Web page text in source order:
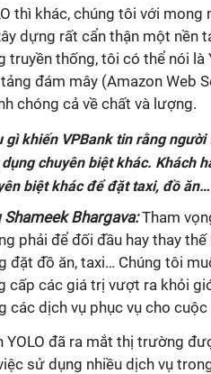
thì khác, chúng tôi với
dựng rất cẩn thận một nền
truyền thống, tôi có thể nói
đám mây (Amazon Web
chóng cả về chất và lượng.
gì khiến VPBank tin rằng người
chuyên biệt khác. Khách
biệt khác để đặt taxi, đồ
Shameek Bhargava: Tham
phải để đối đầu hay thay
đặt đồ ăn, taxi… Chúng tôi
cấp các giá trị vượt ra khỏi
các dịch vụ phục vụ cho
YOLO đã ra mắt thị trường
sử dụng nhiều dịch vụ